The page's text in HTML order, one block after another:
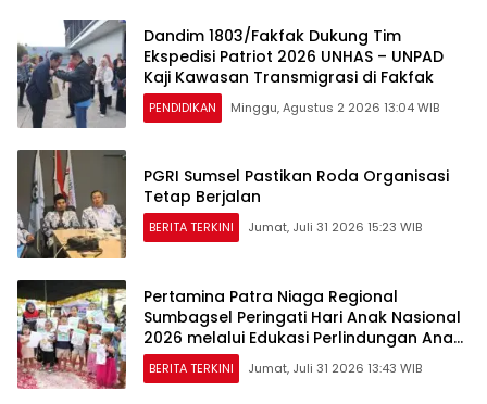
Dandim 1803/Fakfak Dukung Tim
Ekspedisi Patriot 2026 UNHAS – UNPAD
Kaji Kawasan Transmigrasi di Fakfak
PENDIDIKAN Minggu, Agustus 2 2026 13:04 WIB
PGRI Sumsel Pastikan Roda Organisasi
Tetap Berjalan
BERITA TERKINI Jumat, Juli 31 2026 15:23 WIB
Pertamina Patra Niaga Regional
Sumbagsel Peringati Hari Anak Nasional
2026 melalui Edukasi Perlindungan Anak
dan Penguatan Posyandu
BERITA TERKINI Jumat, Juli 31 2026 13:43 WIB